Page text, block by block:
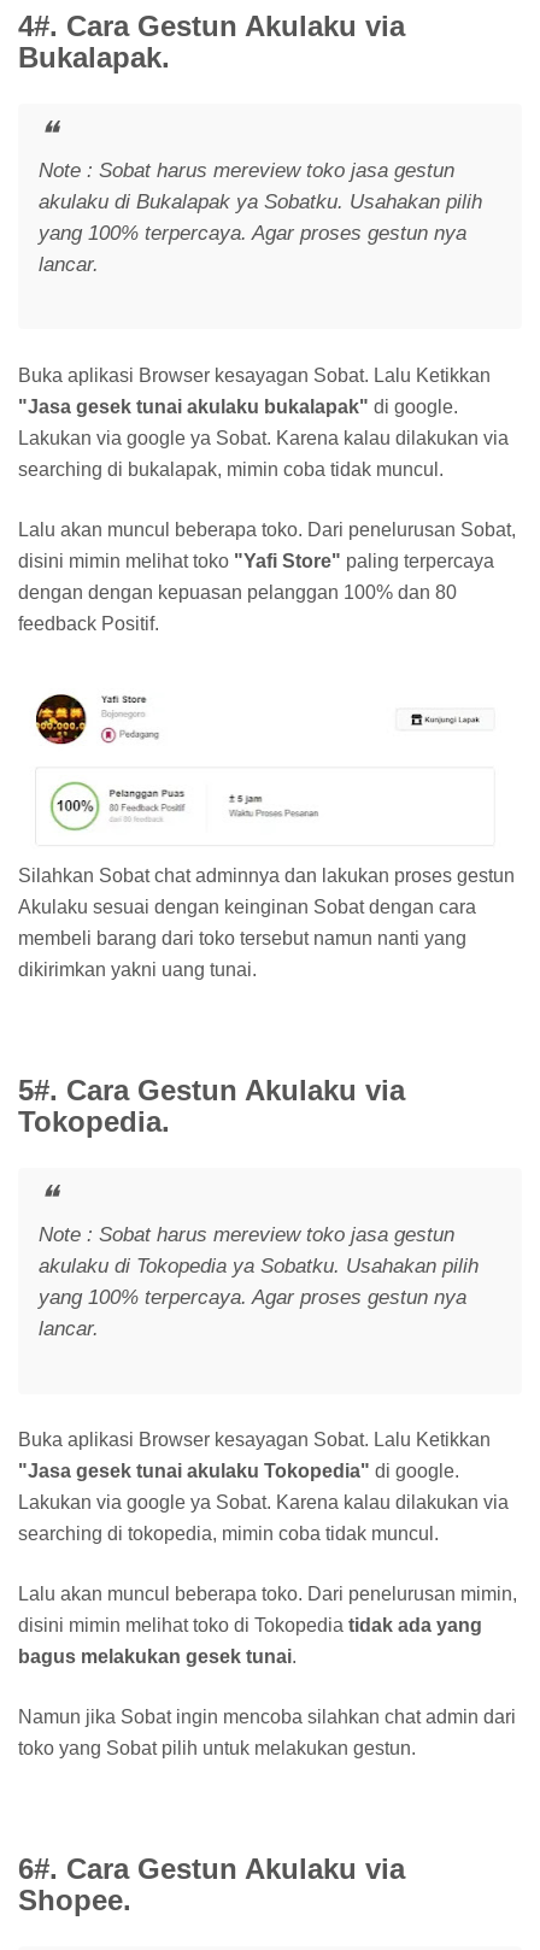
4#. Cara Gestun Akulaku via
Bukalapak.
Note : Sobat harus mereview toko jasa gestun
akulaku di Bukalapak ya Sobatku. Usahakan pilih
yang 100% terpercaya. Agar proses gestun nya
lancar.
Buka aplikasi Browser kesayagan Sobat. Lalu Ketikkan
"Jasa gesek tunai akulaku bukalapak" di google.
Lakukan via google ya Sobat. Karena kalau dilakukan via
searching di bukalapak, mimin coba tidak muncul.
Lalu akan muncul beberapa toko. Dari penelurusan Sobat,
disini mimin melihat toko "Yafi Store" paling terpercaya
dengan dengan kepuasan pelanggan 100% dan 80
feedback Positif.
Silahkan Sobat chat adminnya dan lakukan proses gestun
Akulaku sesuai dengan keinginan Sobat dengan cara
membeli barang dari toko tersebut namun nanti yang
dikirimkan yakni uang tunai.
5#. Cara Gestun Akulaku via
Tokopedia.
Note : Sobat harus mereview toko jasa gestun
akulaku di Tokopedia ya Sobatku. Usahakan pilih
yang 100% terpercaya. Agar proses gestun nya
lancar.
Buka aplikasi Browser kesayagan Sobat. Lalu Ketikkan
"Jasa gesek tunai akulaku Tokopedia" di google.
Lakukan via google ya Sobat. Karena kalau dilakukan via
searching di tokopedia, mimin coba tidak muncul.
Lalu akan muncul beberapa toko. Dari penelurusan mimin,
disini mimin melihat toko di Tokopedia tidak ada yang
bagus melakukan gesek tunai.
Namun jika Sobat ingin mencoba silahkan chat admin dari
toko yang Sobat pilih untuk melakukan gestun.
6#. Cara Gestun Akulaku via
Shopee.